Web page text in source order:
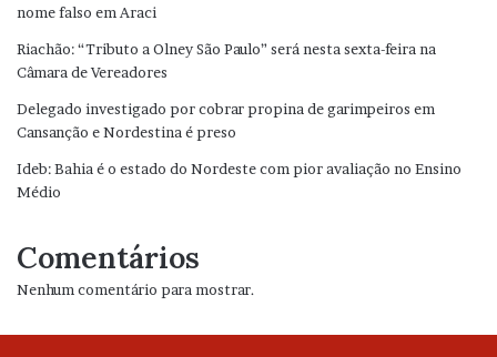
nome falso em Araci
Riachão: “Tributo a Olney São Paulo” será nesta sexta-feira na
Câmara de Vereadores
Delegado investigado por cobrar propina de garimpeiros em
Cansanção e Nordestina é preso
Ideb: Bahia é o estado do Nordeste com pior avaliação no Ensino
Médio
Comentários
Nenhum comentário para mostrar.